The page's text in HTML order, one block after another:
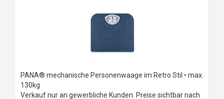
PANA® mechanische Personenwaage im Retro Stil • max.
130kg
Verkauf nur an gewerbliche Kunden. Preise sichtbar nach